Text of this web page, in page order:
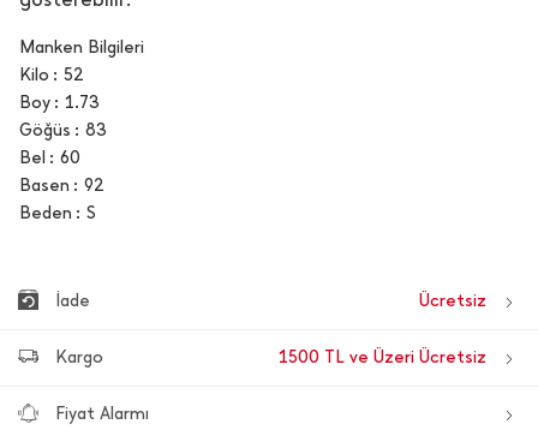
Manken Bilgileri
Kilo
52
Boy
1.73
Göğüs
83
Bel
60
Basen
92
Beden
S
İade Ücretsiz
Kargo 1500 TL ve Üzeri Ücretsiz
Fiyat Alarmı